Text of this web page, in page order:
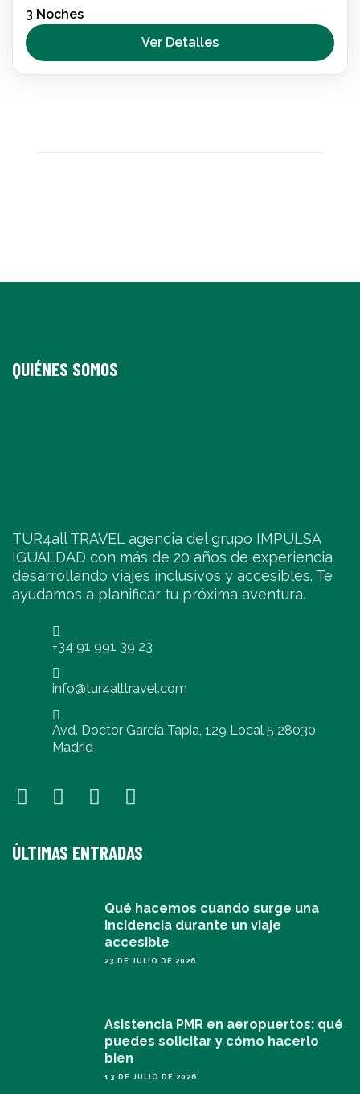
en una ruta accesible entre montañas, pueblos
medievales y antiguos caminos de hierro,
disfrutando de naturaleza y cultura sin barreras.
España,Nacional
3 Noches
Ver Detalles
QUIÉNES SOMOS
TUR4all TRAVEL agencia del grupo IMPULSA
IGUALDAD con más de 20 años de experiencia
desarrollando viajes inclusivos y accesibles. Te
ayudamos a planificar tu próxima aventura.
+34 91 991 39 23
info@tur4alltravel.com
Avd. Doctor García Tapia, 129 Local 5 28030
Madrid
ÚLTIMAS ENTRADAS
Qué hacemos cuando surge una
incidencia durante un viaje
accesible
23 DE JULIO DE 2026
Asistencia PMR en aeropuertos: qué
puedes solicitar y cómo hacerlo
bien
13 DE JULIO DE 2026